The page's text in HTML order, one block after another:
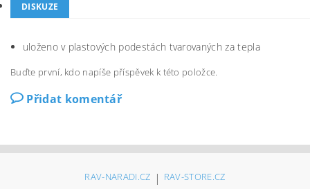
DISKUZE
uloženo v plastových podestách tvarovaných za tepla
Buďte první, kdo napíše příspěvek k této položce.
Přidat komentář
RAV-NARADI.CZ | RAV-STORE.CZ